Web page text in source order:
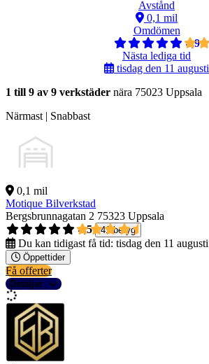
Avstånd
0,1 mil
Omdömen
4,9
Nästa lediga tid
tisdag den 11 augusti
1 till 9 av 9 verkstäder nära 75023 Uppsala
Närmast | Snabbast
0,1 mil
Motique Bilverkstad
Bergsbrunnagatan 2 75323 Uppsala
4,5
41 betyg
Du kan tidigast få tid: tisdag den 11 augusti
Öppettider
Få offerter
Detaljer